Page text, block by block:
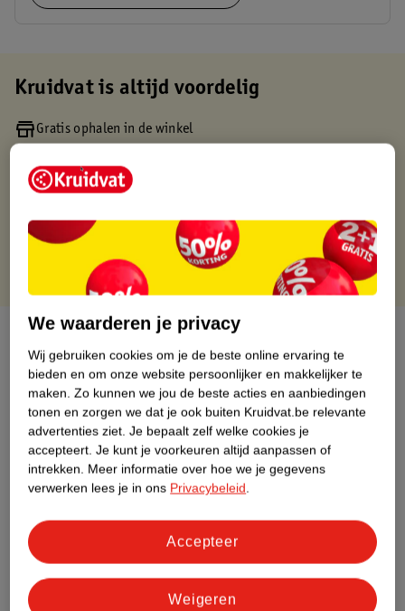
Kruidvat is altijd voordelig
Gratis ophalen in de winkel
Gratis thuisbezorgd vanaf 50.00
Gratis retourneren binnen 30 dagen
Over dit product
Productinformatie
Etiketinformatie
Nature Impact Score
Meer informatie
We waarderen je privacy
Wij gebruiken cookies om je de beste online ervaring te
bieden en om onze website persoonlijker en makkelijker te
maken. Zo kunnen we jou de beste acties en aanbiedingen
tonen en zorgen we dat je ook buiten Kruidvat.be relevante
advertenties ziet. Je bepaalt zelf welke cookies je
accepteert. Je kunt je voorkeuren altijd aanpassen of
intrekken. Meer informatie over hoe we je gegevens
verwerken lees je in ons Privacybeleid.
Weigeren
Accepteer